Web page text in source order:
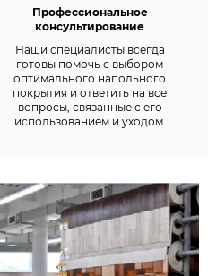
Профессиональное
консультирование
Наши специалисты всегда
готовы помочь с выбором
оптимального напольного
покрытия и ответить на все
вопросы, связанные с его
использованием и уходом.